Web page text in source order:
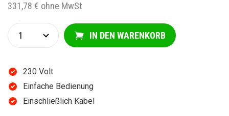
331,78 € ohne MwSt
IN DEN WARENKORB
230 Volt
Einfache Bedienung
Einschließlich Kabel